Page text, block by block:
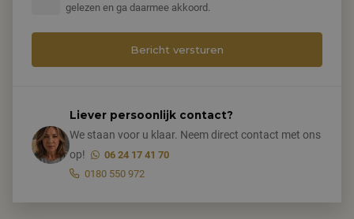
gelezen en ga daarmee akkoord.
Liever persoonlijk contact?
We staan voor u klaar. Neem direct contact met ons
op!
06 24 17 41 70
0180 550 972